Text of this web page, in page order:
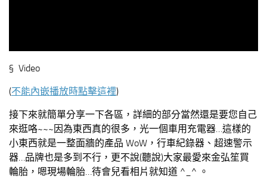
§ Video
(不能內嵌播放時點擊這裡)
接下來就簡單分享一下各區，詳細的部分當然還是要您自己
來逛咯~~~因為東西真的很多，光一個車用充電器…這樣的
小東西就是一整面牆的產品 WoW，行車紀錄器、超速警示
器…品牌也是多到不行，更不說(聽說)大家最愛來金弘笙買
輪胎，嗯現場輪胎…待會兒看相片就知道 ^_^ 。